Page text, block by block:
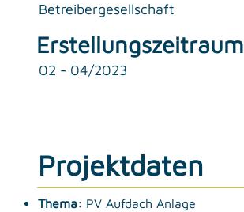
Betreibergesellschaft
Erstellungszeitraum
02 - 04/2023
Projektdaten
Thema: PV Aufdach Anlage